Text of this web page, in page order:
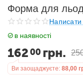
Форма для
Написати
в наявності
16200 грн.
Ви заощаджуєте: 88,00